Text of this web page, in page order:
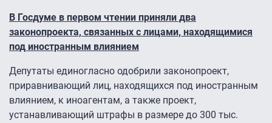
В Госдуме в первом чтении приняли два
законопроекта, связанных с лицами, находящимися
под иностранным влиянием
Депутаты единогласно одобрили законопроект,
приравнивающий лиц, находящихся под иностранным
влиянием, к иноагентам, а также проект,
устанавливающий штрафы в размере до 300 тыс.